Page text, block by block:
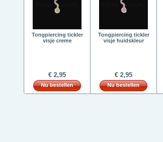
Tongpiercing tickler
visje creme
€ 2,95
Nu bestellen
Tongpiercing tickler
visje huidskleur
€ 2,95
Nu bestellen